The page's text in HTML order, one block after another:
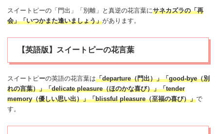
スイートピーの「門出」「別離」と真逆の花言葉にサネカズラの「再
会」「いつかまた逢いましょう」があります。
【英語版】スイートピーの花言葉
スイートピーの英語の花言葉は「departure（門出）」「good-bye（別
れの言葉）」「delicate pleasure（ほのかな喜び）」「tender
memory（優しい思い出）」「blissful pleasure（至福の喜び）」で
す。